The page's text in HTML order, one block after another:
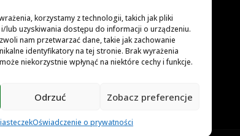
korzystamy z technologii, takich jak pliki
lub uzyskiwania dostępu do informacji o urządzeniu.
nam przetwarzać dane, takie jak zachowanie
identyfikatory na tej stronie. Brak wyrażenia
niekorzystnie wpłynąć na niektóre cechy i funkcje.
Odrzuć Zobacz preferencje
Oświadczenie o prywatności